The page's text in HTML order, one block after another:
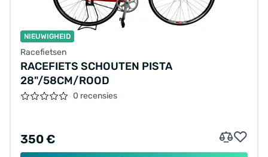
NIEUWIGHEID
Racefietsen
RACEFIETS SCHOUTEN PISTA
28"/58CM/ROOD
0 recensies
350 €